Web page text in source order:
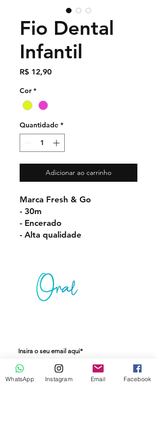
Fio Dental
Infantil
R$ 12,90Preço
Cor *
Quantidade *
Adicionar ao carrinho
Marca Fresh & Go
- 30m
- Encerado
- Alta qualidade
WhatsApp Instagram Email Facebook